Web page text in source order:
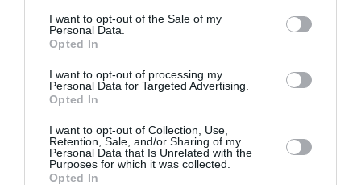
I want to opt-out of the Sale of my
Personal Data.
Opted In
I want to opt-out of processing my
Personal Data for Targeted Advertising.
Opted In
I want to opt-out of Collection, Use,
Retention, Sale, and/or Sharing of my
Personal Data that Is Unrelated with the
Purposes for which it was collected.
Opted In
Δείτε όλα τατελευταία νέα
Νέοι Διαγωνισμοί
Tags
ΑΓΓΕΛΟΣ ΤΡΙΑΝΤΑΦΥΛΛΟΥ